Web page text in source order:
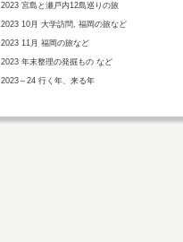
2023 宮島と瀬戸内12島巡りの旅
2023 10月 大学訪問, 福岡の旅など
2023 11月 福岡の旅など
2023 年末整理の発掘もの など
2023～24 行く年、来る年